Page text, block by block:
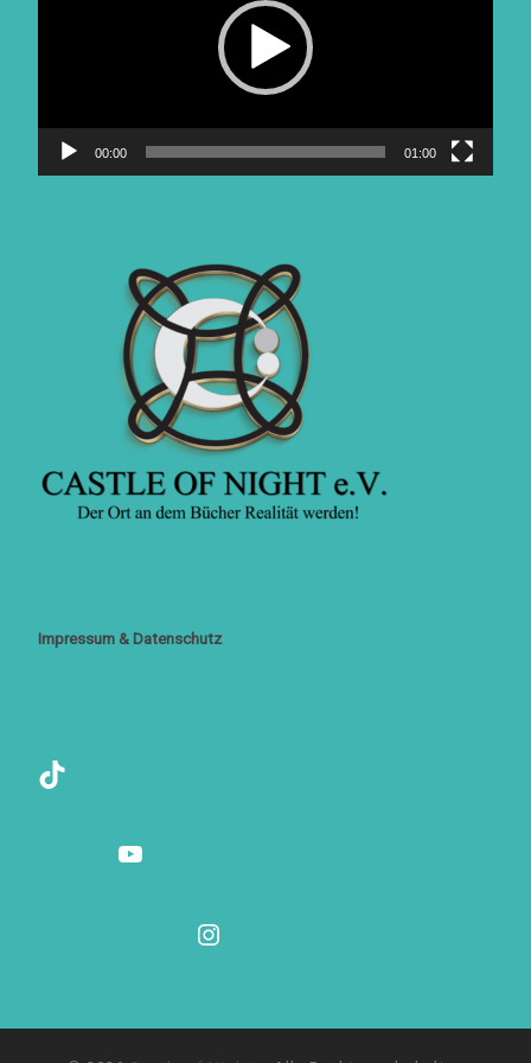
00:00 01:00
Impressum & Datenschutz
TikTok
YouTube
Instagram